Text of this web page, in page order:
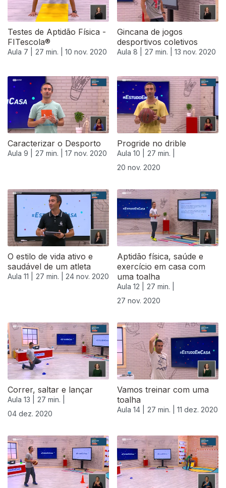
Testes de Aptidão Física -
FITescola®
Aula 7 | 27 min. | 10 nov. 2020
Gincana de jogos
desportivos coletivos
Aula 8 | 27 min. | 13 nov. 2020
Caracterizar o Desporto
Aula 9 | 27 min. | 17 nov. 2020
Progride no drible
Aula 10 |
27 min. |
20 nov. 2020
O estilo de vida ativo e
saudável de um atleta
Aula 11 | 27 min. | 24 nov. 2020
Aptidão física, saúde e
exercício em casa com
uma toalha
Aula 12 |
27 min. |
27 nov. 2020
508862
Correr, saltar e lançar
Aula 13 |
27 min. |
04 dez. 2020
Vamos treinar com uma
toalha
Aula 14 | 27 min. | 11 dez. 2020